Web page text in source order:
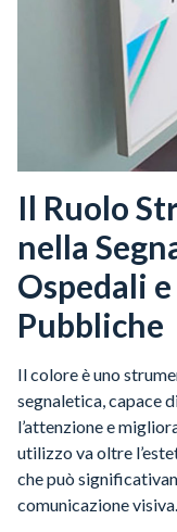
Il Ruolo
nella
Ospedali
Pubbliche
Il colore è uno
segnaletica, capace
l’attenzione e
utilizzo va oltre
che può
comunicazione visiva.